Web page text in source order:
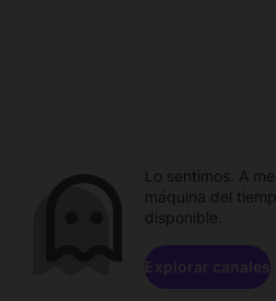
Lo sentimos. A
máquina del
disponible.
Explorar canales